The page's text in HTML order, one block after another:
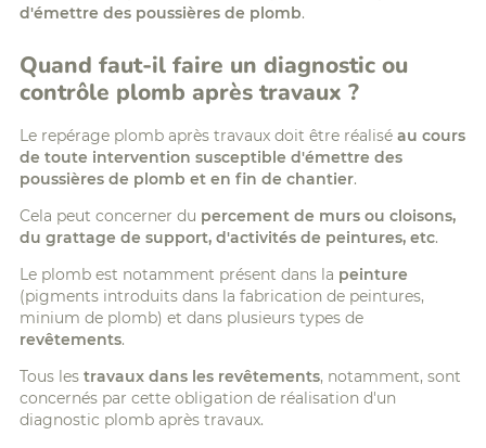
d'émettre des poussières de plomb.
Quand faut-il faire un diagnostic ou
contrôle plomb après travaux ?
Le repérage plomb après travaux doit être réalisé au cours
de toute intervention susceptible d'émettre des
poussières de plomb et en fin de chantier.
Cela peut concerner du percement de murs ou cloisons,
du grattage de support, d'activités de peintures, etc.
Le plomb est notamment présent dans la peinture
(pigments introduits dans la fabrication de peintures,
minium de plomb) et dans plusieurs types de
revêtements.
Tous les travaux dans les revêtements, notamment, sont
concernés par cette obligation de réalisation d'un
diagnostic plomb après travaux.